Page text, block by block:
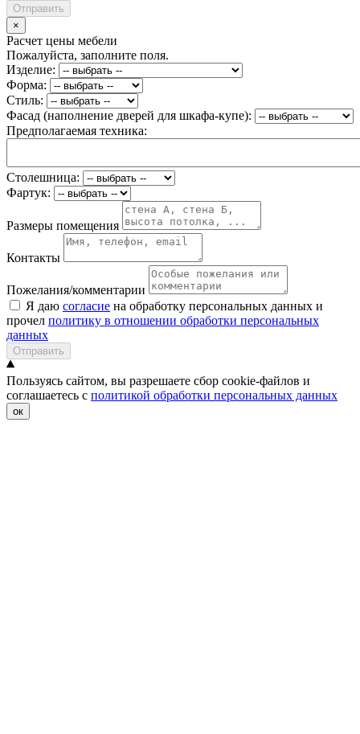
Отправить
×
Расчет цены мебели
Пожалуйста, заполните поля.
Изделие:
Форма:
Стиль:
Фасад (наполнение дверей для шкафа-купе):
Предполагаемая техника:
Столешница:
Фартук:
Размеры помещения
Контакты
Пожелания/комментарии
Я даю согласие на обработку персональных данных и
прочел политику в отношении обработки персональных
данных
Отправить
Пользуясь сайтом, вы разрешаете сбор cookie-файлов и
соглашаетесь с политикой обработки персональных данных
ок